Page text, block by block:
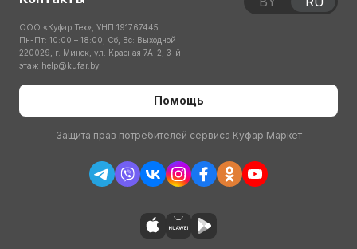
ООО «Куфар Тех», УНП 191767445
Пн-Пт: 10:00 – 18:00; Сб, Вс: Выходной
220029, г. Минск, ул. Красная 7А-2, 3-й
этаж help@kufar.by
Помощь
Защита прав потребителей сервиса Куфар Маркет